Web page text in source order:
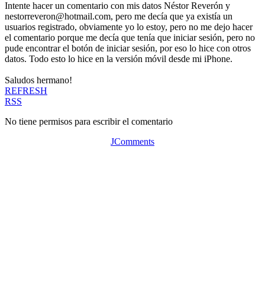
Intente hacer un comentario con mis datos Néstor Reverón y
nestorreveron@hotmail.com, pero me decía que ya existía un
usuarios registrado, obviamente yo lo estoy, pero no me dejo hacer
el comentario porque me decía que tenía que iniciar sesión, pero no
pude encontrar el botón de iniciar sesión, por eso lo hice con otros
datos. Todo esto lo hice en la versión móvil desde mi iPhone.
Saludos hermano!
REFRESH
RSS
No tiene permisos para escribir el comentario
JComments